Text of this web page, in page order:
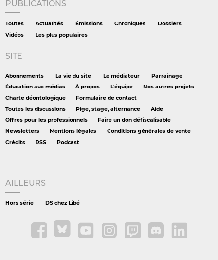
PUBLICATIONS
Toutes Actualités Émissions Chroniques
Dossiers
Vidéos
Les plus populaires
SITE
Abonnements La vie du site Le médiateur
Parrainage
Éducation aux médias
À propos L'équipe
Nos autres projets
Charte déontologique
Formulaire de contact
Toutes les discussions
Pige, stage, alternance
Aide
Offres pour les professionnels
Faire un don défiscalisable
Newsletters
Mentions légales
Conditions générales de vente
Crédits
RSS Podcast
AILLEURS
Hors série DS chez Libé